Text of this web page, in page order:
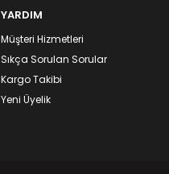
YARDIM
Müşteri Hizmetleri
Sıkça Sorulan Sorular
Kargo Takibi
Yeni Üyelik